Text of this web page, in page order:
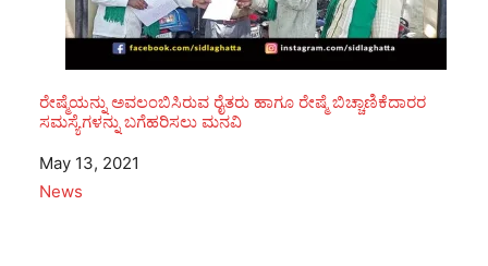
ರೇಷ್ಮೆಯನ್ನು ಅವಲಂಬಿಸಿರುವ ರೈತರು ಹಾಗೂ ರೇಷ್ಮೆ ಬಿಚ್ಚಾಣಿಕೆದಾರರ
ಸಮಸ್ಯೆಗಳನ್ನು ಬಗೆಹರಿಸಲು ಮನವಿ
Date
May 13, 2021
In relation to
News